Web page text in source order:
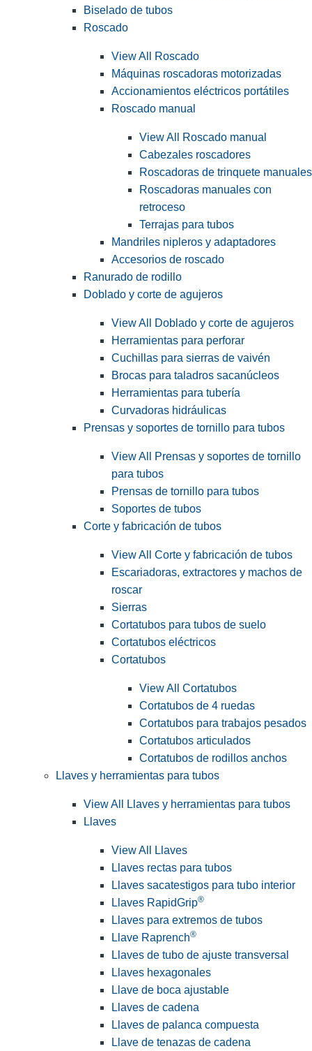
Biselado de tubos
Roscado
View All Roscado
Máquinas roscadoras motorizadas
Accionamientos eléctricos portátiles
Roscado manual
View All Roscado manual
Cabezales roscadores
Roscadoras de trinquete manuales
Roscadoras manuales con
retroceso
Terrajas para tubos
Mandriles nipleros y adaptadores
Accesorios de roscado
Ranurado de rodillo
Doblado y corte de agujeros
View All Doblado y corte de agujeros
Herramientas para perforar
Cuchillas para sierras de vaivén
Brocas para taladros sacanúcleos
Herramientas para tubería
Curvadoras hidráulicas
Prensas y soportes de tornillo para tubos
View All Prensas y soportes de tornillo
para tubos
Prensas de tornillo para tubos
Soportes de tubos
Corte y fabricación de tubos
View All Corte y fabricación de tubos
Escariadoras, extractores y machos de
roscar
Sierras
Cortatubos para tubos de suelo
Cortatubos eléctricos
Cortatubos
View All Cortatubos
Cortatubos de 4 ruedas
Cortatubos para trabajos pesados
Cortatubos articulados
Cortatubos de rodillos anchos
Llaves y herramientas para tubos
View All Llaves y herramientas para tubos
Llaves
View All Llaves
Llaves rectas para tubos
Llaves sacatestigos para tubo interior
Llaves RapidGrip®
Llaves para extremos de tubos
Llave Raprench®
Llaves de tubo de ajuste transversal
Llaves hexagonales
Llave de boca ajustable
Llaves de cadena
Llaves de palanca compuesta
Llave de tenazas de cadena